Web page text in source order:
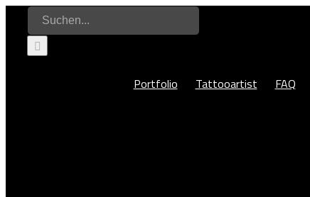
springen
Suche
nach:
Portfolio Tattooartist FAQ